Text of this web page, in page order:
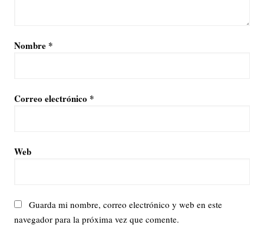
Nombre *
Correo electrónico *
Web
Guarda mi nombre, correo electrónico y web en este
navegador para la próxima vez que comente.